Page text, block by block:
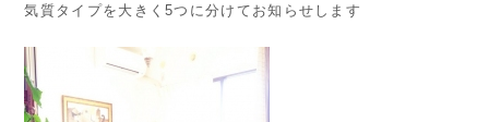
気質タイプを大きく5つに分けてお知らせします